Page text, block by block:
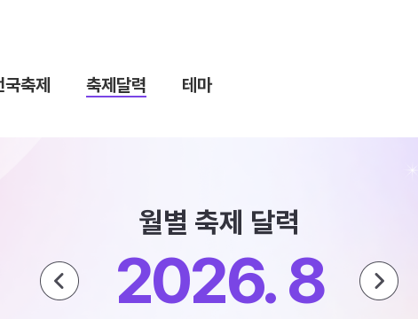
국축제 축제달력 테마
월별 축제 달력
2026. 8